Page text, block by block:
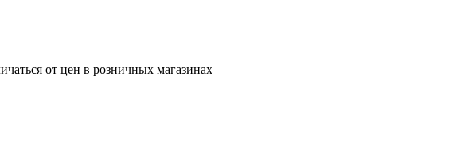
от цен в розничных магазинах